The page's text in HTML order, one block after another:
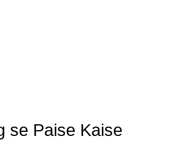
se Paise Kaise